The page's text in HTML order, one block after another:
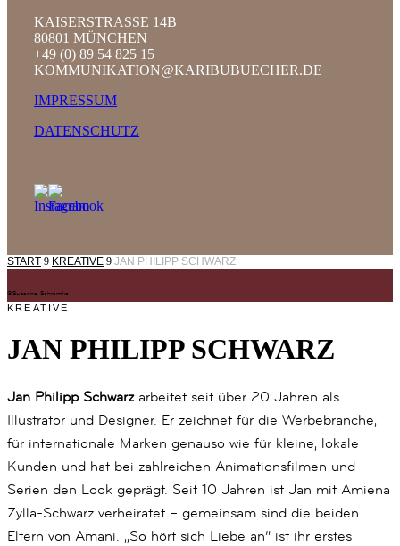
KAISERSTRASSE 14B
80801 MÜNCHEN
+49 (0) 89 54 825 15
KOMMUNIKATION@KARIBUBUECHER.DE
IMPRESSUM
DATENSCHUTZ
START 9 KREATIVE 9 JAN PHILIPP SCHWARZ
©Susanne Schramke
KREATIVE
JAN PHILIPP SCHWARZ
Jan Philipp Schwarz arbeitet seit über 20 Jahren als
Illustrator und Designer. Er zeichnet für die Werbebranche,
für internationale Marken genauso wie für kleine, lokale
Kunden und hat bei zahlreichen Animationsfilmen und
Serien den Look geprägt. Seit 10 Jahren ist Jan mit Amiena
Zylla-Schwarz verheiratet – gemeinsam sind die beiden
Eltern von Amani. „So hört sich Liebe an“ ist ihr erstes